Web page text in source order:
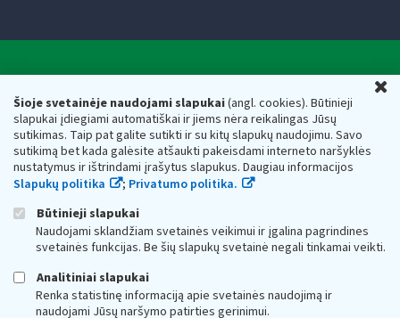
Šioje svetainėje naudojami slapukai(angl. cookies). Būtinieji
slapukai įdiegiami automatiškai ir jiems nėra reikalingas Jūsų
sutikimas. Taip pat galite sutikti ir su kitų slapukų naudojimu. Savo
sutikimą bet kada galėsite atšaukti pakeisdami interneto naršyklės
nustatymus ir ištrindami įrašytus slapukus. Daugiau informacijos
Slapukų politika
; Privatumo politika.
Būtinieji slapukai
Naudojami sklandžiam svetainės veikimui ir įgalina pagrindines
svetainės funkcijas. Be šių slapukų svetainė negali tinkamai veikti.
Analitiniai slapukai
Renka statistinę informaciją apie svetainės naudojimą ir
naudojami Jūsų naršymo patirties gerinimui.
Respublikos finansų ministerijos
Biudžetinė įstaiga. Juridinio asmens kodas — 188659752,
adresas: Vasario 16-osios g. 14, 01107 Vilnius, Lietuva, el.paštas:
vmi@vmi.lt, E. pristatymo dėžutės adresas 188659752
Duomenys apie Valstybinę mokesčių inspekciją prie Lietuvos
Respublikos finansų ministerijos kaupiami ir saugomi Juridinių